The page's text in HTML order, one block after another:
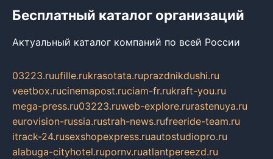
Бесплатный каталог организаций
Актуальный каталог компаний по всей России
03223.ruufille.rukrasotata.ruprazdnikdushi.ru
veetbox.rucinemapost.ruciam-fr.rukraft-you.ru
mega-press.ru03223.ruweb-explore.rurastenuya.ru
eurovision-russia.rustrah-news.rufreeride-team.ru
itrack-24.rusexshopexpress.ruautostudiopro.ru
alabuga-cityhotel.rupornv.ruatlantpereezd.ru